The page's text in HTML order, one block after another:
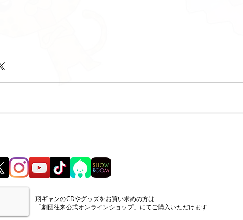
​翔ギャンのCDやグッズをお買い求めの方は
「劇団往来公式オンラインショップ」にてご購入いただけます